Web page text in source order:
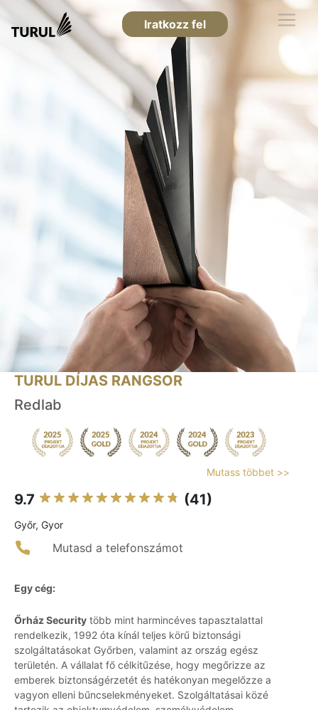
Iratkozz fel
TURUL DÍJAS RANGSOR
Redlab
Mutass többet >>
9.7 (41)
Győr, Gyor
Mutasd a telefonszámot
Egy cég:
Őrház Security több mint harmincéves tapasztalattal
rendelkezik, 1992 óta kínál teljes körű biztonsági
szolgáltatásokat Győrben, valamint az ország egész
területén. A vállalat fő célkitűzése, hogy megőrizze az
emberek biztonságérzetét és hatékonyan megelőzze a
vagyon elleni bűncselekményeket. Szolgáltatásai közé